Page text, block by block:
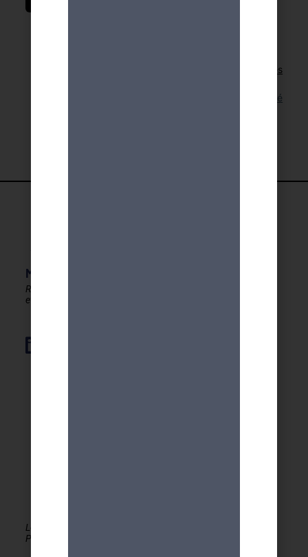
Retour aux activités
Lien pour cette activité
MDA GENEVE - ACTIVITES 50+
Rester en forme, créatif
et autonome après 50 ans !
Le MDA Genève - Activités 50+ est membre de la
PLATEFORME du réseau seniors Genève